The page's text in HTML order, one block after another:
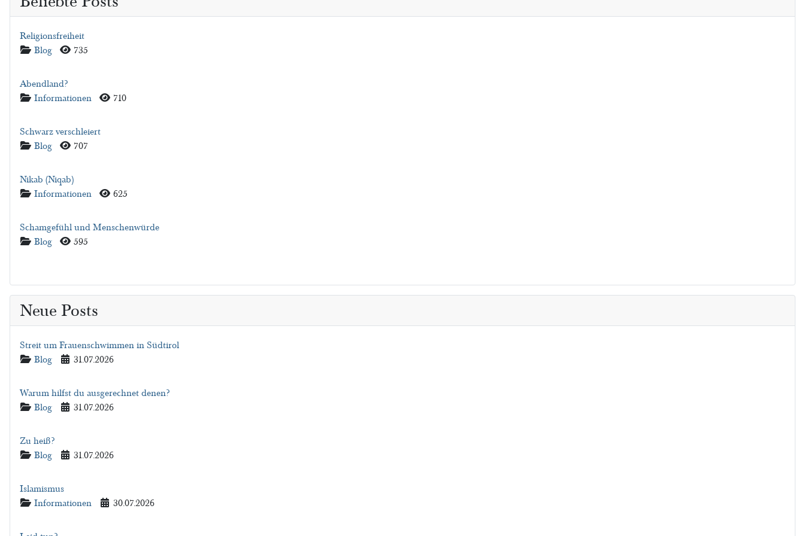
Religionsfreiheit
Details
Blog 735
Abendland?
DetailsInformationen 710
Schwarz verschleiert
Details
Blog 707
Nikab (Niqab)
DetailsInformationen 625
Schamgefühl und Menschenwürde
Details
Blog 595
Neue Posts
Streit um Frauenschwimmen in Südtirol
Details
Blog 31.07.2026
Warum hilfst du ausgerechnet denen?
Details
Blog 31.07.2026
Zu heiß?
Details
Blog 31.07.2026
Islamismus
DetailsInformationen 30.07.2026